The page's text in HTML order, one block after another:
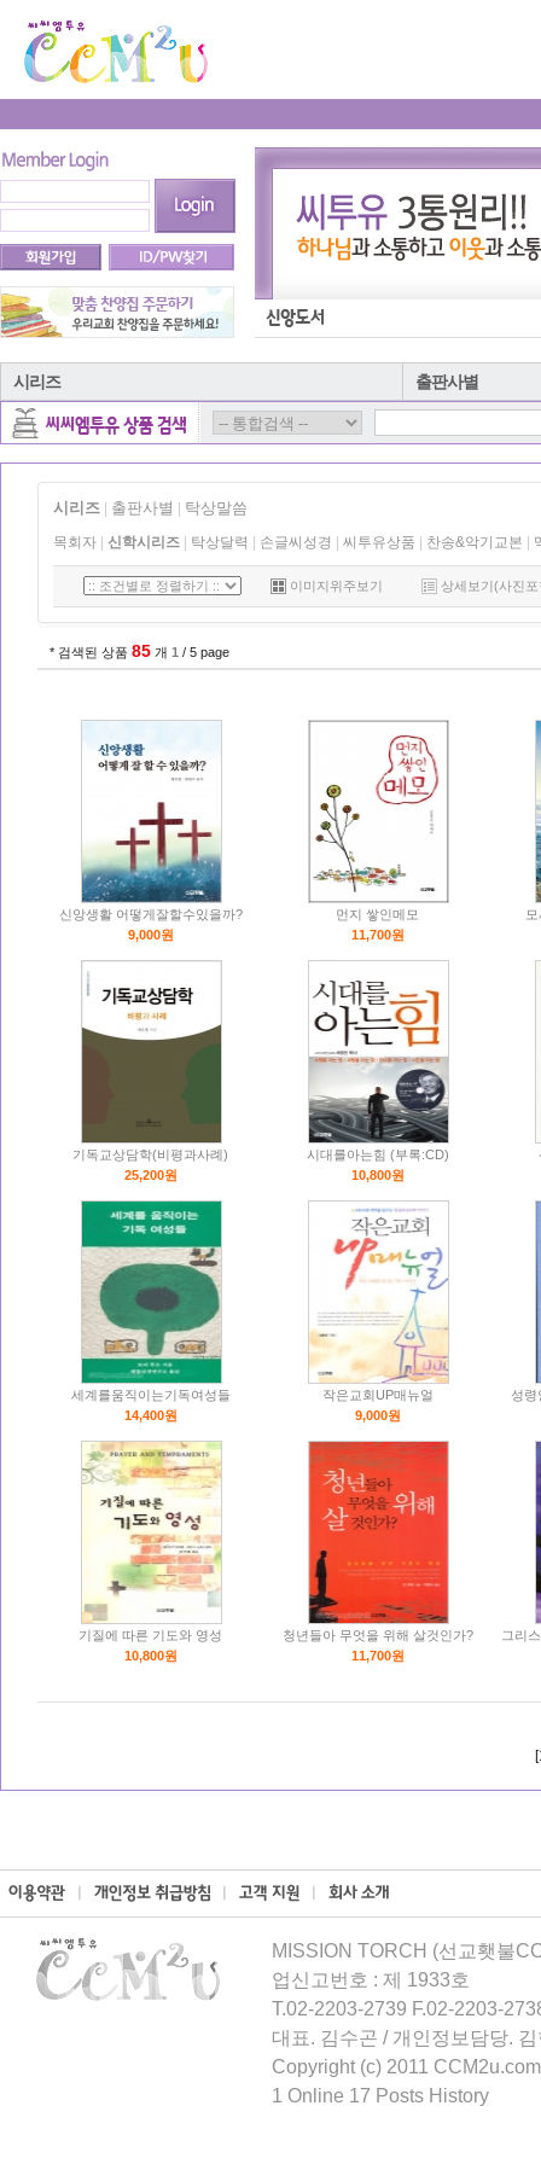
시리즈 출판사별
시리즈 출판사별 탁상말씀
목회자 신학시리즈 탁상달력 손글씨성경 씨투유상품 찬송&악기교본
이미지위주보기 상세보기(사진
* 검색된 상품 85 개 1 / 5 page
신앙생활 어떻게잘할수있을까?
9,000원
먼지 쌓인메모
11,700원
기독교상담학(비평과사례)
25,200원
시대를아는힘 (부록:CD)
10,800원
세계를움직이는기독여성들
14,400원
작은교회UP매뉴얼
9,000원
성령
기질에 따른 기도와 영성
10,800원
청년들아 무엇을 위해 살것인가?
11,700원
그리
MISSION TORCH (선교횃불
업신고번호 : 제 1933호
T.02-2203-2739 F.02-2203-
대표. 김수곤 / 개인정보담당.
Copyright (c) 2011
1 Online 17 Posts History